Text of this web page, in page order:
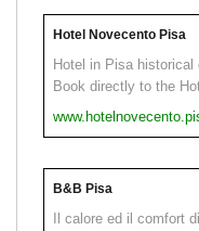
Hotel Novecento Pisa
Hotel in Pisa historical
Book directly to the
B&B Pisa
Il calore ed il comfort